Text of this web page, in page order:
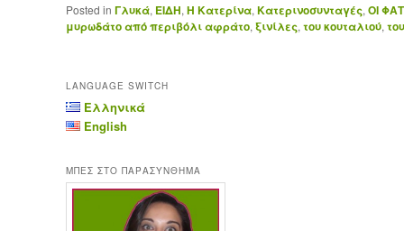
Posted in Γλυκά, ΕΙΔΗ, Η Κατερίνα, Κατερινοσυνταγές, ΟΙ
μυρωδάτο από περιβόλι αφράτο, ξινίλες, του κουταλιού,
LANGUAGE SWITCH
Ελληνικά
English
ΜΠΕΣ ΣΤΟ ΠΑΡΑΣΥΝΘΗΜΑ